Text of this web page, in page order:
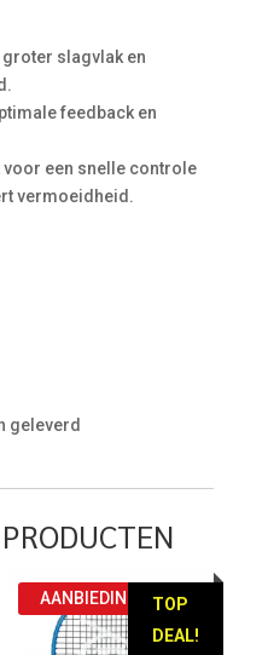
slagvlak en
feedback en
een snelle controle
vermoeidheid.
geleverd
TOP
DEAL!
AANBIEDING!